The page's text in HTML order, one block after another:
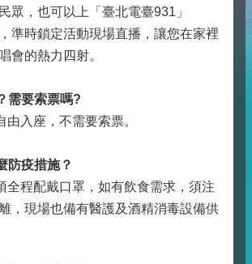
眾，也可以上「臺北電臺931」
準時鎖定活動現場直播，讓您在家裡
會的熱力四射。
需要索票嗎?
由入座，不需要索票。
防疫措施？
全程配戴口罩，如有飲食需求，須注
，現場也備有醫護及酒精消毒設備供